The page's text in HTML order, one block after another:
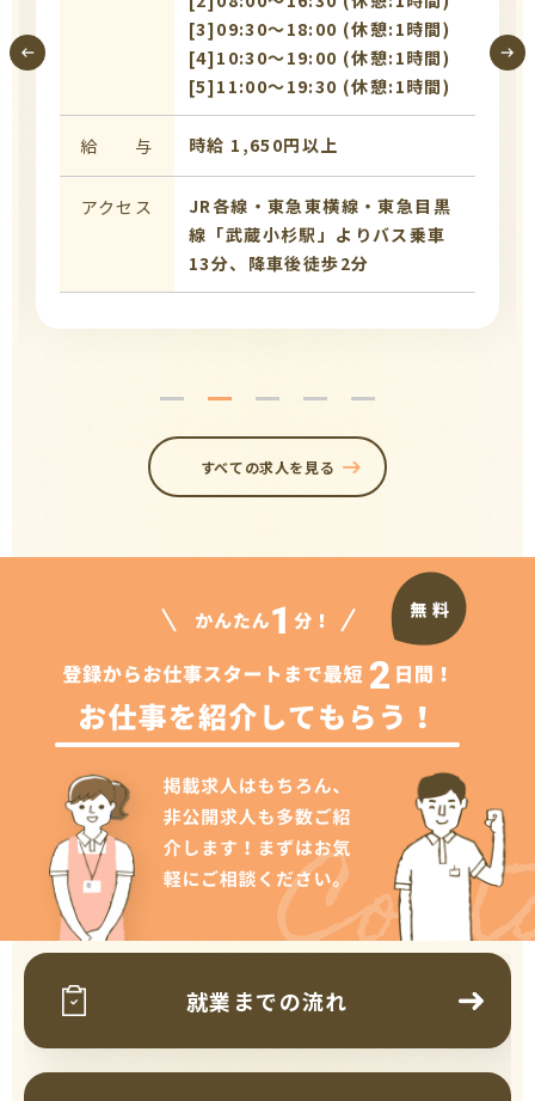
[3]09:30〜18:00 (休憩:1時間)
[4]10:30〜19:00 (休憩:1時間)
[5]11:00〜19:30 (休憩:1時間)
給 与 時給 1,650円以上
アクセス
JR各線・東急東横線・東急目黒
線「武蔵小杉駅」よりバス乗車
13分、降車後徒歩2分
すべての求人を見る
就業までの流れ